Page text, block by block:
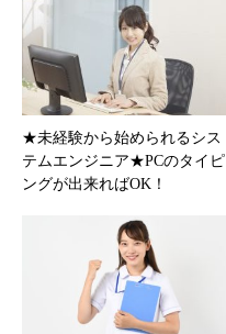
★未経験から始められるシス
テムエンジニア★PCのタイピ
ングが出来ればOK！